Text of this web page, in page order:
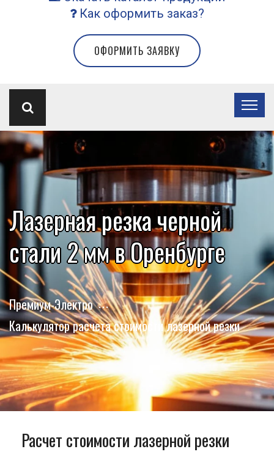
Как оформить заказ?
ОФОРМИТЬ ЗАЯВКУ
Лазерная резка черной
стали 2 мм в Оренбурге
Премиум-Электро
Калькулятор расчета стоимости лазерной резки
Расчет стоимости лазерной резки